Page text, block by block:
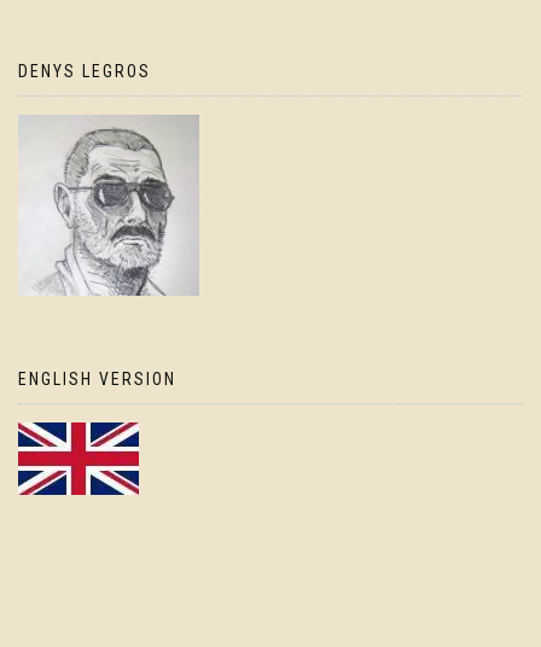
DENYS LEGROS
ENGLISH VERSION